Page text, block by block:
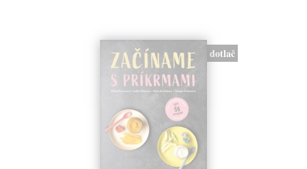
dotlač